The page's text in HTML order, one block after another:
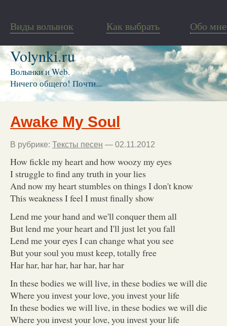
Виды волынок Как выбрать Обо мне
Volynki.ru
Волынки и Web.
Ничего общего! Почти...
Awake My Soul
В рубрике: Тексты песен — 02.11.2012
How fickle my heart and how woozy my eyes
I struggle to find any truth in your lies
And now my heart stumbles on things I don't know
This weakness I feel I must finally show
Lend me your hand and we'll conquer them all
But lend me your heart and I'll just let you fall
Lend me your eyes I can change what you see
But your soul you must keep, totally free
Har har, har har, har har, har har
In these bodies we will live, in these bodies we will die
Where you invest your love, you invest your life
In these bodies we will live, in these bodies we will die
Where you invest your love, you invest your life